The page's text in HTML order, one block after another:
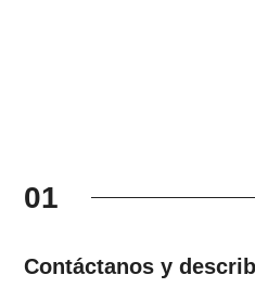
01
Contáctanos y